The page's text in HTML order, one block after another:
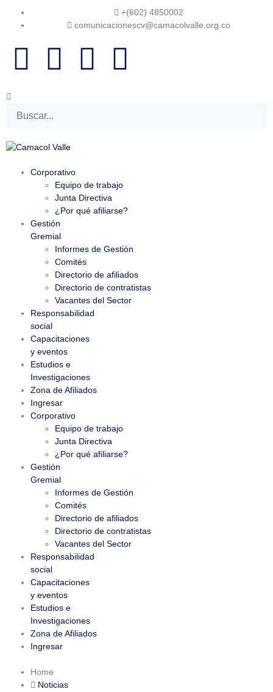
+(602) 4850002
comunicacionescv@camacolvalle.org.co
Corporativo
Equipo de trabajo
Junta Directiva
¿Por qué afiliarse?
Gestión
Gremial
Informes de Gestión
Comités
Directorio de afiliados
Directorio de contratistas
Vacantes del Sector
Responsabilidad
social
Capacitaciones
y eventos
Estudios e
Investigaciones
Zona de Afiliados
Ingresar
Corporativo
Equipo de trabajo
Junta Directiva
¿Por qué afiliarse?
Gestión
Gremial
Informes de Gestión
Comités
Directorio de afiliados
Directorio de contratistas
Vacantes del Sector
Responsabilidad
social
Capacitaciones
y eventos
Estudios e
Investigaciones
Zona de Afiliados
Ingresar
Home
Noticias